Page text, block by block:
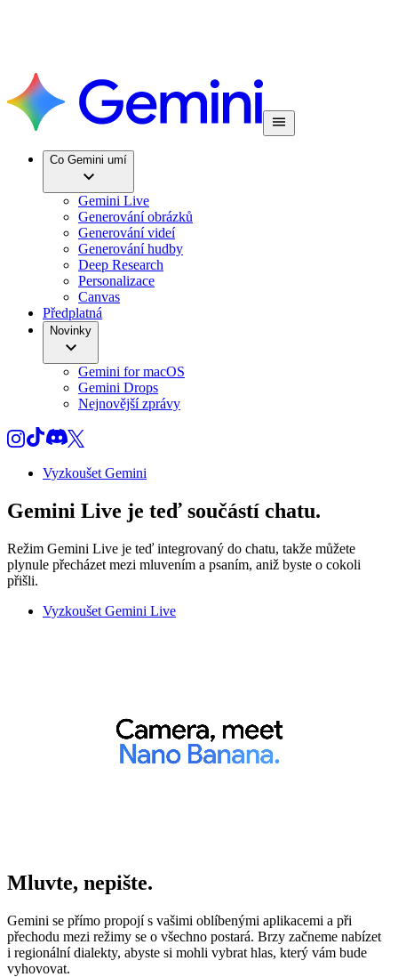
Co Gemini umí
Gemini Live
Generování obrázků
Generování videí
Generování hudby
Deep Research
Personalizace
Canvas
Předplatná
Novinky
Gemini for macOS
Gemini Drops
Nejnovější zprávy
Vyzkoušet Gemini
Gemini Live je teď součástí chatu.
Režim Gemini Live je teď integrovaný do chatu, takže můžete
plynule přecházet mezi mluvením a psaním, aniž byste o cokoli
přišli.
Vyzkoušet Gemini Live
Mluvte, nepište.
Gemini se přímo propojí s vašimi oblíbenými aplikacemi a při
přechodu mezi režimy se o všechno postará. Brzy začneme nabízet
i regionální dialekty, abyste si mohli vybrat hlas, který vám bude
vyhovovat.